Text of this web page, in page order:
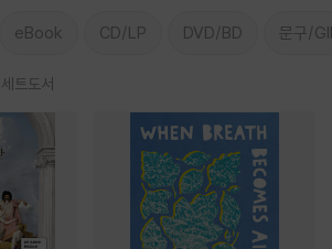
eBook CD/LP DVD/BD 문구/
세트도서